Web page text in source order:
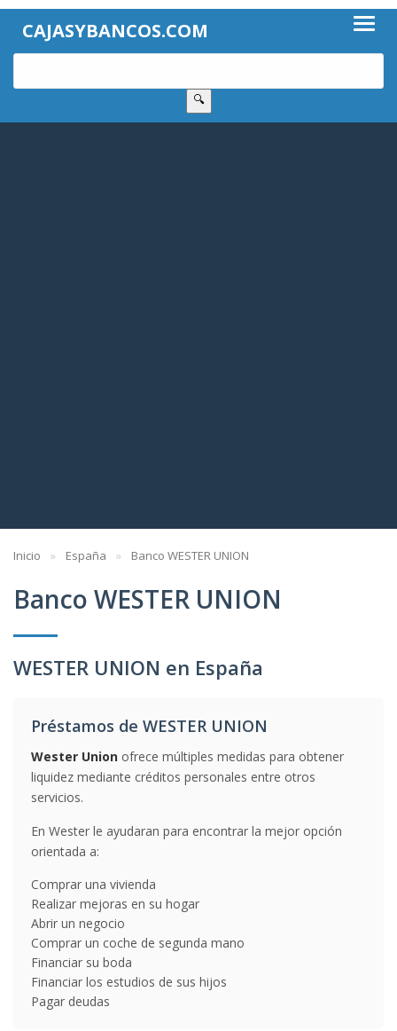
CAJASYBANCOS.COM
🔍
Inicio España Banco WESTER UNION
Banco WESTER UNION
WESTER UNION en España
Préstamos de WESTER UNION
Wester Union ofrece múltiples medidas para obtener
liquidez mediante créditos personales entre otros
servicios.
En Wester le ayudaran para encontrar la mejor opción
orientada a:
Comprar una vivienda
Realizar mejoras en su hogar
Abrir un negocio
Comprar un coche de segunda mano
Financiar su boda
Financiar los estudios de sus hijos
Pagar deudas